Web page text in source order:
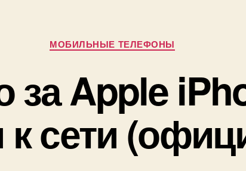
Рубрики
МОБИЛЬНЫЕ ТЕЛЕФОНЫ
за Apple
к сети